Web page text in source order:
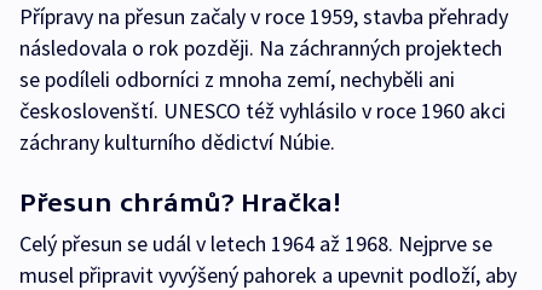
Přípravy na přesun začaly v roce 1959, stavba přehrady
následovala o rok později. Na záchranných projektech
se podíleli odborníci z mnoha zemí, nechyběli ani
českoslovenští. UNESCO též vyhlásilo v roce 1960 akci
záchrany kulturního dědictví Núbie.
Přesun chrámů? Hračka!
Celý přesun se udál v letech 1964 až 1968. Nejprve se
musel připravit vyvýšený pahorek a upevnit podloží, aby